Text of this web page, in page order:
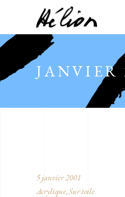
JANVIER
5 janvier 2001
Acrylique, Sur toile